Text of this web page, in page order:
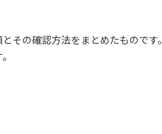
その確認方法をまとめたものです。